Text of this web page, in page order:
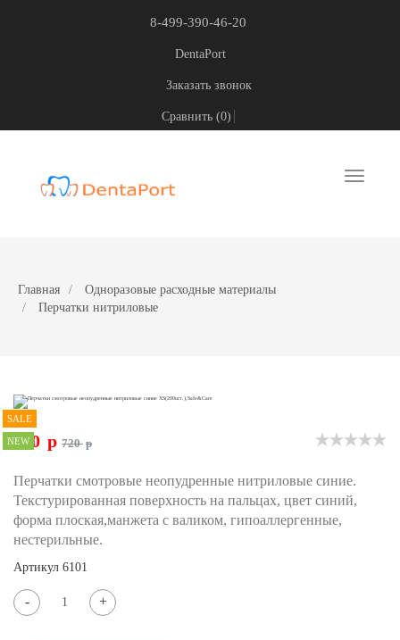
8-499-390-46-20
DentaPort
Заказать звонок
Сравнить (0)
Toggle
Главная
Одноразовые расходные материалы
Перчатки нитриловые
SALE
NEW
550 p 720 p
Перчатки смотровые неопудренные нитриловые синие.
Текстурированная поверхность на пальцах, цвет синий,
форма плоская,манжета с валиком, гипоаллергенные,
нестерильные.
Артикул 6101
- +